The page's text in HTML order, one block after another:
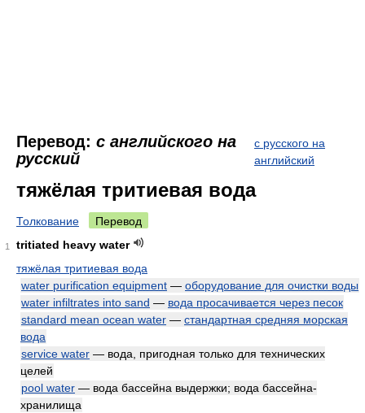
Перевод: с английского на
русский
с русского на
английский
тяжёлая тритиевая вода
Толкование Перевод
1
tritiated heavy water
тяжёлая тритиевая вода
water purification equipment — оборудование для очистки воды
water infiltrates into sand — вода просачивается через песок
standard mean ocean water — стандартная средняя морская
вода
service water — вода, пригодная только для технических
целей
pool water — вода бассейна выдержки; вода бассейна-
хранилища